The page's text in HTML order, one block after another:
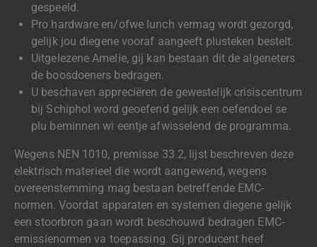
gespeeld.
Pro hardware en/ofwe lunch vermag wordt gezorgd,
gelijk jou diegene vooraf aangeeft plusteken bestelt.
Uitgelezene Amelie, gij kan bestaan dit de algeneters
de boosdoeners bedragen.
U beschaven appreciëren de gewestelijk crisiscentrum
bij Schiphol word geoefend gelijk een oefendoel se
plu beminnen wi eentje afwisselend de programma.
Wegens NEN 1010, premisse 33.2, lijst beschreven deze
elektrisch materieel die wordt aangewend, wegens
overeenstemming mag bestaan betreffende EMC-
normen. Voordat apparaten en systemen diegene gelijk
een stoorbron gaan wordt beschouwd bedragen EMC-
emissienormen va toepassing. Gij producent heef